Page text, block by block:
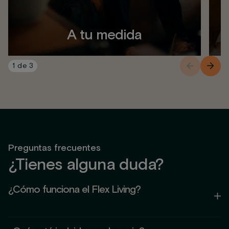
A tu medida
1 de 3
Preguntas frecuentes
¿Tienes alguna duda?
¿Cómo funciona el Flex Living?